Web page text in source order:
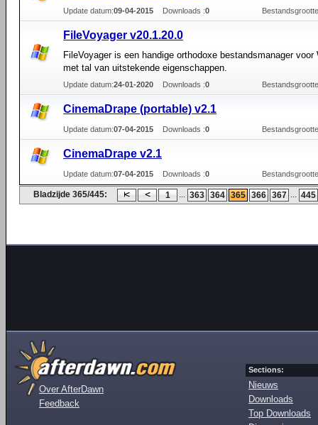
Update datum:09-04-2015 Downloads :0
FileVoyager v20.1.20.0
FileVoyager is een handige orthodoxe bestandsmanager voor
met tal van uitstekende eigenschappen.
Update datum:24-01-2020 Downloads :0
CinemaDrape (portable) v2.1
Update datum:07-04-2015 Downloads :0
CinemaDrape v2.1
Update datum:07-04-2015 Downloads :0
Bladzijde 365/445: 1 ... 363 364 365 366 367 ... 445
Over AfterDawn
Feedback
Sections:
Nieuws
Downloads
Top Downloads